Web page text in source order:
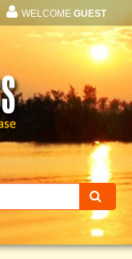
WELCOME GUEST